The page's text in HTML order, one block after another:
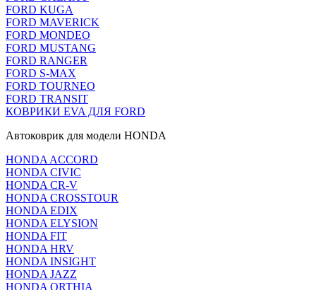
FORD KUGA
FORD MAVERICK
FORD MONDEO
FORD MUSTANG
FORD RANGER
FORD S-MAX
FORD TOURNEO
FORD TRANSIT
КОВРИКИ EVA ДЛЯ FORD
Автоковрик для модели HONDA
HONDA ACCORD
HONDA CIVIC
HONDA CR-V
HONDA CROSSTOUR
HONDA EDIX
HONDA ELYSION
HONDA FIT
HONDA HRV
HONDA INSIGHT
HONDA JAZZ
HONDA ORTHIA